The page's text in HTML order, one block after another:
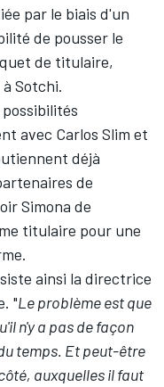
par le biais d'un
de pousser le
de titulaire,
Sotchi.
avec Carlos Slim et
déjà
de
Simona de
titulaire pour une
ainsi la directrice
"Le problème est que
n'y a pas de façon
temps. Et peut-être
auxquelles il faut